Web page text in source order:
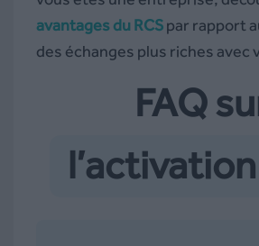
avantages du RCSpar rapport
des échanges plus riches avec
FAQ